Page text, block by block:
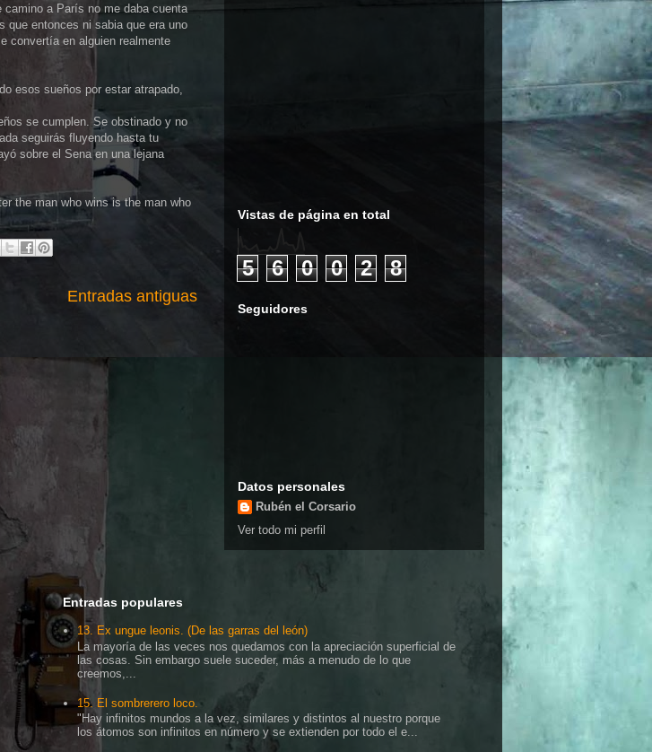
a París no me daba cuenta
que entonces ni sabia que era uno
convertía en alguien realmente
esos sueños por estar atrapado,
se cumplen. Se obstinado y no
seguirás fluyendo hasta tu
sobre el Sena en una lejana
the man who wins is the man who
Entradas antiguas
Vistas de página en total
5 6 0 0 2 8
Seguidores
Datos personales
Rubén el Corsario
Ver todo mi perfil
Entradas populares
13. Ex ungue leonis. (De las garras del león)
La mayoría de las veces nos quedamos con la apreciación superficial de
las cosas. Sin embargo suele suceder, más a menudo de lo que
creemos,...
15. El sombrerero loco.
"Hay infinitos mundos a la vez, similares y distintos al nuestro porque
los átomos son infinitos en número y se extienden por todo el e...